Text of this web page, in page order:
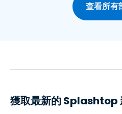
查看所有
獲取最新的 Splashtop